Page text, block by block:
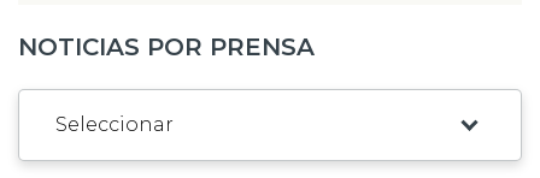
NOTICIAS POR PRENSA